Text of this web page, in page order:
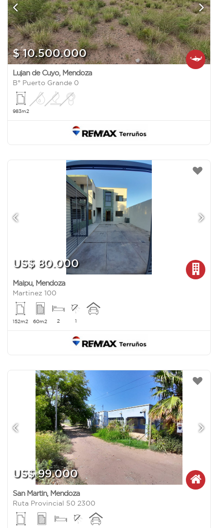
$ 10.500.000
Lujan de Cuyo, Mendoza
B° Puerto Grande 0
983m2
US$ 80.000
Maipu, Mendoza
Martinez 100
152m2 60m2 2 1
US$ 99.000
San Martin, Mendoza
Ruta Provincial 50 2300